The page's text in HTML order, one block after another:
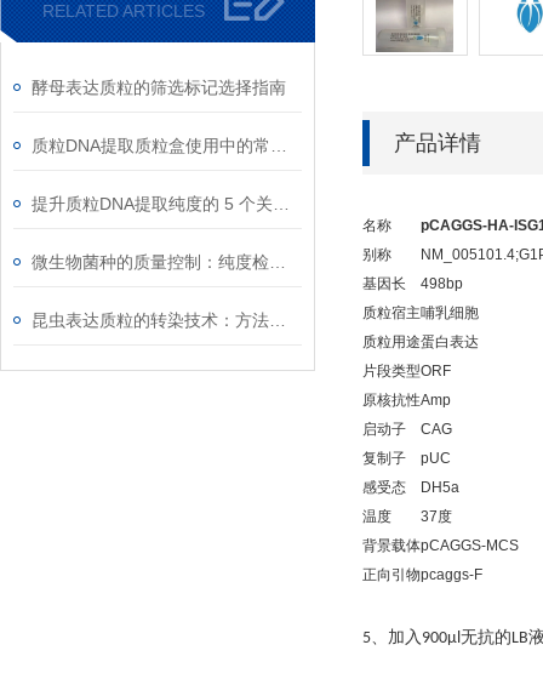
RELATED ARTICLES
酵母表达质粒的筛选标记选择指南
产品详情
名称
pCAGGS-HA-
别称
基因长
498bp
质粒宿主哺乳细胞
质粒用途蛋白表达
片段类型ORF
原核抗性Amp
启动子
CAG
复制子
pUC
感受态
DH5a
温度
37度
背景载体pCAGGS-MCS
正向引物pcaggs-F
5、加入 900μl无抗的LB